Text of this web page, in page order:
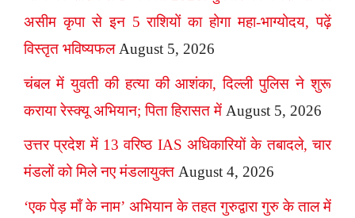
असीम कृपा से इन 5 राशियों का होगा महा-भाग्योदय, पढ़ें
विस्तृत भविष्यफल August 5, 2026
चंबल में युवती की हत्या की आशंका, दिल्ली पुलिस ने शुरू
कराया रेस्क्यू अभियान; पिता हिरासत में August 5, 2026
उत्तर प्रदेश में 13 वरिष्ठ IAS अधिकारियों के तबादले, चार
मंडलों को मिले नए मंडलायुक्त August 4, 2026
‘एक पेड़ माँ के नाम’ अभियान के तहत गुरुद्वारा गुरु के ताल में